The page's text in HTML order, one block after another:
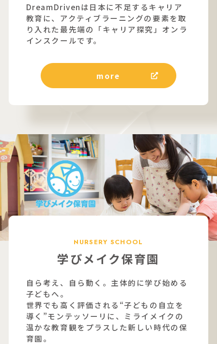
DreamDrivenは日本に不足するキャリア
教育に、アクティブラーニングの要素を取
り入れた最先端の「キャリア探究」オンラ
インスクールです。
more
NURSERY SCHOOL
学びメイク保育園
自ら考え、自ら動く。主体的に学び始める
子どもへ。
世界でも高く評価される“子どもの自立を
導く”モンテッソーリに、ミライメイクの
温かな教育観をプラスした新しい時代の保
育園。